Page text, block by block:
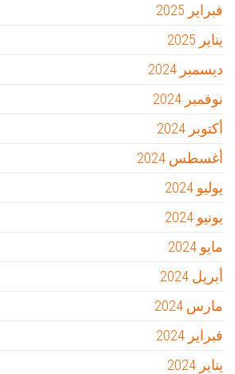
فبراير 2025
يناير 2025
ديسمبر 2024
نوفمبر 2024
أكتوبر 2024
أغسطس 2024
يوليو 2024
يونيو 2024
مايو 2024
أبريل 2024
مارس 2024
فبراير 2024
يناير 2024